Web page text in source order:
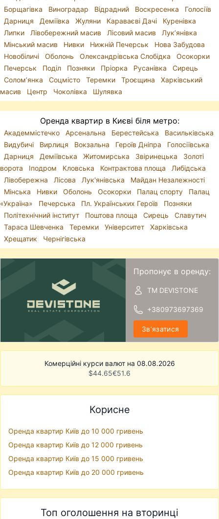
Борщагівка
Виноградар Відрадний Воскресенка
Голосіїв
Дарниця
Деміївка Жуляни Караваєві Дачі
Куренівка
Липки
Лівобережний масив Лісовий масив
Лук’янівка
Мінський масив
Нивки Нижній Печерськ
Нова Забудова
Новобіличі
Оболонь Олександрівська Слобідка
Осокорки
Печерськ
Поділ Позняки Пріорка Русанівка
Сирець
Солом’янка
Соцмісто Теремки Троєщина
Харківський
масив
Центр Чоколівка Шулявка
Оренда квартир в Києві біля метро:
Академмістечко Арсенальна Берестейська
Васильківська
Видубичі
Вирлиця Вокзальна Героїв Дніпра
Голосіївська
Дарниця
Деміївська Житомирська Звіринецька
Золоті
ворота
Іподром Кловська Контрактова площа
Либідська
Лівобережна
Лісова Лук'янівська
Майдан Незалежності
Мінська
Нивки Оболонь Осокорки Палац спорту
Палац
«Україна»
Печерська Пл. Українських Героїв
Позняки
Політехнічний інститут
Поштова площа Сирець
Славутич
Тараса Шевченка
Теремки Університет
Харківська
Хрещатик
Чернігівська
Пропонує в оренду:
ТМ DEVISTONE
+380973697369
Звʼязатися
Комерційні курси валют на 08.08.2026
$44.65€51.6
Корисне
Оренда квартир Київ до 10 000 гривень
Оренда квартир Київ до 12 000 гривень
Оренда квартир Київ до 15 000 гривень
Оренда квартир Київ до 20 000 гривень
Топ оголошення на вторинці